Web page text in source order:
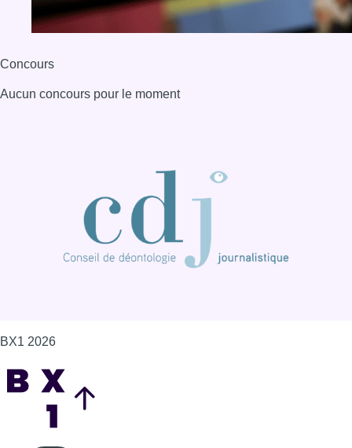
Consulter page Instagram
S'abonner à notre newsletter